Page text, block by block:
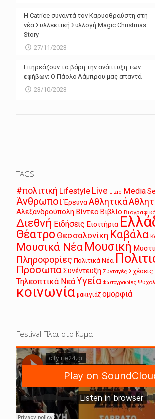
Η Catrice συναντά τον Καρυοθραύστη στη
νέα Συλλεκτική Συλλογή Magic Christmas
Story
27/11/2023
Επηρεάζουν τα βάρη την ανάπτυξη των
εφήβων; Ο Πάολο Λάμπρου μας απαντά
23/10/2023
TAGS
#πολιτική Lifestyle Live Lizie Media
Άνθρωποι ΈρευναΑθλητικά
Αλεξανδρούπολη Βίντεο Βιβλίο Βιογραφικό
Διεθνή Ειδήσεις Εισιτήρια
Θέατρο Θεσσαλονίκη Καβάλα
Μουσικά Νέα Μουσική
Πληροφορίες Πολιτικά Νέα
ΠρόσωπαΣυνέντευξη Συνταγές Σχέσεις
Τηλεοπτικά ΝεάΥγεία Φωτογραφίες
κοινωνία μακιγιάζ ομορφιά
Festival Πλαι στο Κυμα